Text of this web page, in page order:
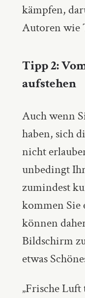
kämpfen,
Autoren wie
Tipp 2:
aufstehen
Auch wenn
haben, sich
nicht
unbedingt
zumindest
kommen
können
Bildschirm
etwas
„Frische Luft